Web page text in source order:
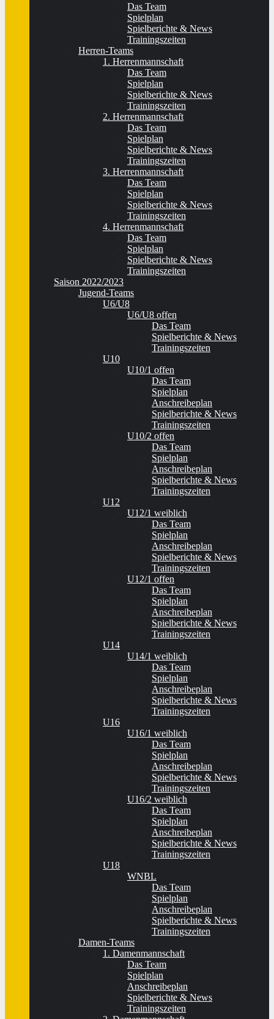
Das Team
Spielplan
Spielberichte & News
Trainingszeiten
Herren-Teams
1. Herrenmannschaft
Das Team
Spielplan
Spielberichte & News
Trainingszeiten
2. Herrenmannschaft
Das Team
Spielplan
Spielberichte & News
Trainingszeiten
3. Herrenmannschaft
Das Team
Spielplan
Spielberichte & News
Trainingszeiten
4. Herrenmannschaft
Das Team
Spielplan
Spielberichte & News
Trainingszeiten
Saison 2022/2023
Jugend-Teams
U6/U8
U6/U8 offen
Das Team
Spielberichte & News
Trainingszeiten
U10
U10/1 offen
Das Team
Spielplan
Anschreibeplan
Spielberichte & News
Trainingszeiten
U10/2 offen
Das Team
Spielplan
Anschreibeplan
Spielberichte & News
Trainingszeiten
U12
U12/1 weiblich
Das Team
Spielplan
Anschreibeplan
Spielberichte & News
Trainingszeiten
U12/1 offen
Das Team
Spielplan
Anschreibeplan
Spielberichte & News
Trainingszeiten
U14
U14/1 weiblich
Das Team
Spielplan
Anschreibeplan
Spielberichte & News
Trainingszeiten
U16
U16/1 weiblich
Das Team
Spielplan
Anschreibeplan
Spielberichte & News
Trainingszeiten
U16/2 weiblich
Das Team
Spielplan
Anschreibeplan
Spielberichte & News
Trainingszeiten
U18
WNBL
Das Team
Spielplan
Anschreibeplan
Spielberichte & News
Trainingszeiten
Damen-Teams
1. Damenmannschaft
Das Team
Spielplan
Anschreibeplan
Spielberichte & News
Trainingszeiten